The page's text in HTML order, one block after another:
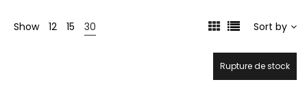
Show 12 15 30 Sort by
Rupture de stock